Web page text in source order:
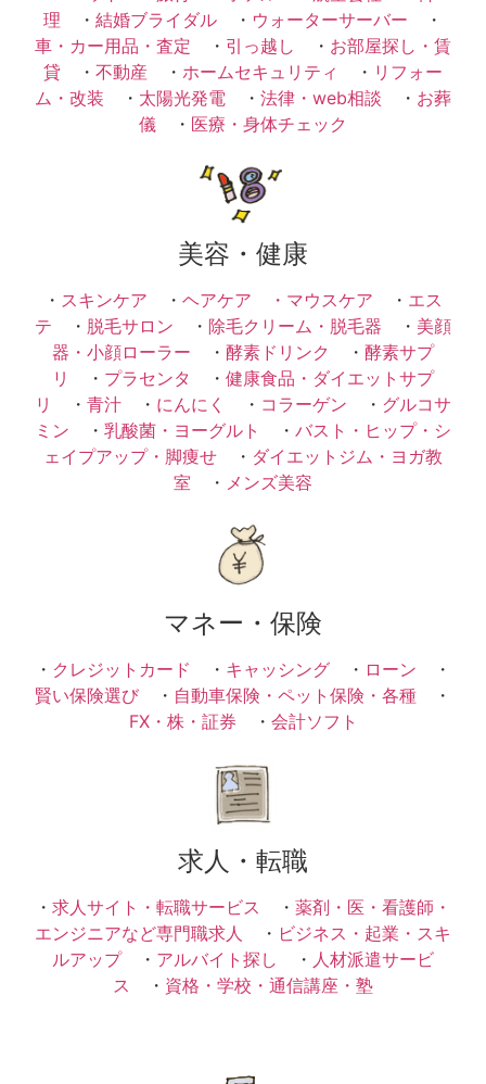
理 ・ 結婚ブライダル ・ ウォーターサーバー ・
車・カー用品・査定 ・ 引っ越し ・ お部屋探し・賃
貸 ・ 不動産 ・ ホームセキュリティ ・ リフォー
ム・改装 ・ 太陽光発電 ・ 法律・web相談 ・ お葬
儀 ・ 医療・身体チェック
美容・健康
・ スキンケア ・ ヘアケア ・ マウスケア ・ エス
テ ・ 脱毛サロン ・ 除毛クリーム・脱毛器 ・ 美顔
器・小顔ローラー ・ 酵素ドリンク ・ 酵素サプ
リ
・ プラセンタ ・ 健康食品・ダイエットサプ
リ
・ 青汁 ・ にんにく ・ コラーゲン ・ グルコサ
ミン ・ 乳酸菌・ヨーグルト ・ バスト・ヒップ・シ
ェイプアップ・脚痩せ ・ ダイエットジム・ヨガ教
室 ・ メンズ美容
マネー・保険
・ クレジットカード ・ キャッシング ・ ローン ・
賢い保険選び ・ 自動車保険・ペット保険・各種 ・
FX・株・証券 ・ 会計ソフト
求人・転職
・ 求人サイト・転職サービス ・ 薬剤・医・看護師・
エンジニアなど専門職求人
・ ビジネス・起業・スキ
ルアップ・ アルバイト探し ・ 人材派遣サービ
ス ・ 資格・学校・通信講座・塾